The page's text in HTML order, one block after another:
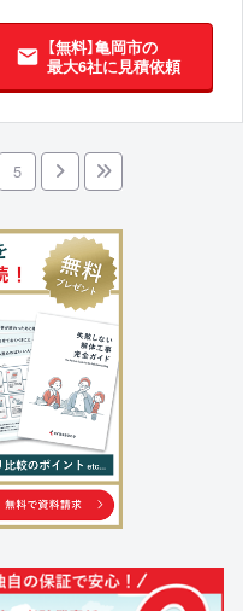
【無料】亀岡市の
最大6社に見積依頼
5